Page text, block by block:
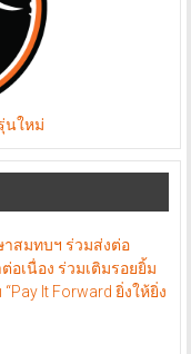
นใหม่
สมทบฯ ร่วมส่งต่อ
อเนื่อง ร่วมเติมรอยยิ้ม
It Forward ยิ่งให้ยิ่ง